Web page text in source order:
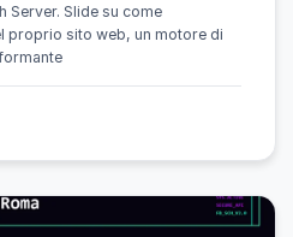
Server. Slide su come
proprio sito web, un motore di